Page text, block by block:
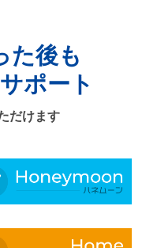
た後も
ポート
だけます